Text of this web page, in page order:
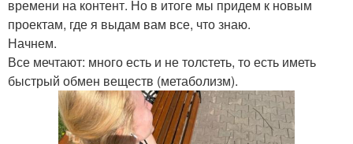
времени на контент. Но в итоге мы придем к новым
проектам, где я выдам вам все, что знаю.
Начнем.
Все мечтают: много есть и не толстеть, то есть иметь
быстрый обмен веществ (метаболизм).